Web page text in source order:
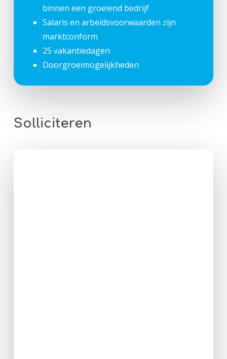
binnen een groeiend bedrijf
Salaris en arbeidsvoorwaarden zijn
marktconform
25 vakantiedagen
Doorgroeimogelijkheden
Solliciteren